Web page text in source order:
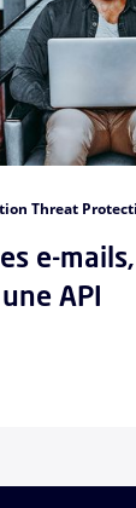
Threat
e-
API